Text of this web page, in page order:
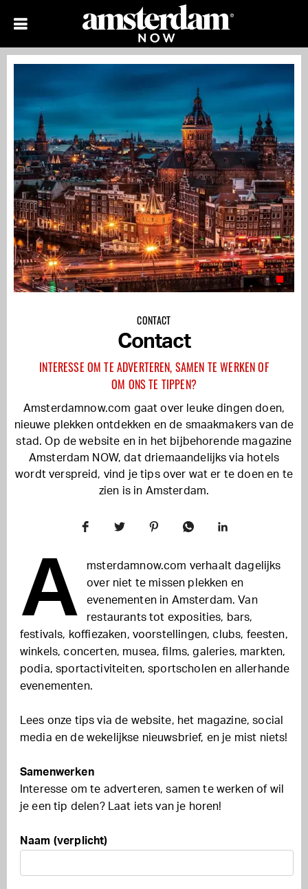
CONTACT
Contact
INTERESSE OM TE ADVERTEREN, SAMEN TE WERKEN OF
OM ONS TE TIPPEN?
Amsterdamnow.com gaat over leuke dingen doen,
nieuwe plekken ontdekken en de smaakmakers van de
stad. Op de website en in het bijbehorende magazine
Amsterdam NOW, dat driemaandelijks via hotels
wordt verspreid, vind je tips over wat er te doen en te
zien is in Amsterdam.
A
msterdamnow.com verhaalt dagelijks
over niet te missen plekken en
evenementen in Amsterdam. Van
restaurants tot exposities, bars,
festivals, koffiezaken, voorstellingen, clubs, feesten,
winkels, concerten, musea, films, galeries, markten,
podia, sportactiviteiten, sportscholen en allerhande
evenementen.
Lees onze tips via de website, het magazine, social
media en de wekelijkse nieuwsbrief, en je mist niets!
Samenwerken
Interesse om te adverteren, samen te werken of wil
je een tip delen? Laat iets van je horen!
Naam (verplicht)